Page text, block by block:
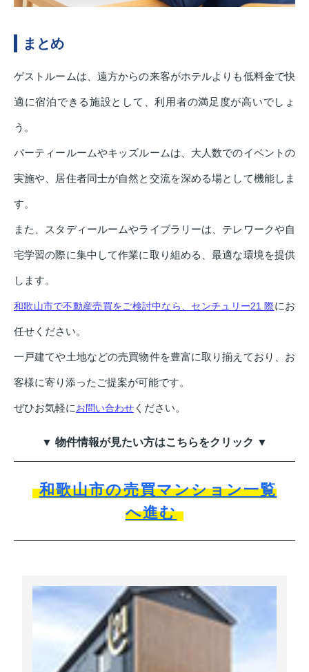
まとめ
ゲストルームは、遠方からの来客がホテルよりも低料金で快
適に宿泊できる施設として、利用者の満足度が高いでしょ
う。
パーティールームやキッズルームは、大人数でのイベントの
実施や、居住者同士が自然と交流を深める場として機能しま
す。
また、スタディールームやライブラリーは、テレワークや自
宅学習の際に集中して作業に取り組める、最適な環境を提供
します。
和歌山市で不動産売買をご検討中なら、センチュリー21 際にお
任せください。
一戸建てや土地などの売買物件を豊富に取り揃えており、お
客様に寄り添ったご提案が可能です。
ぜひお気軽にお問い合わせ ください。
▼ 物件情報が見たい方はこちらをクリック ▼
和歌山市の売買マンション一覧
へ進む